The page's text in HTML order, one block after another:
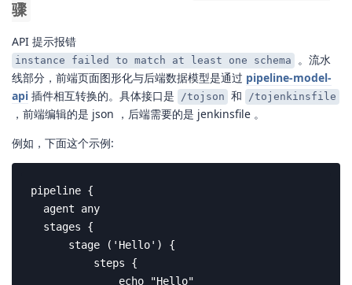
骤
API 提示报错
instance failed to match at least one schema
。流水
线部分，前端页面图形化与后端数据模型是通过 pipeline-model-
api 插件相互转换的。具体接口是 /tojson 和 /tojenkinsfile
，前端编辑的是 json ，后端需要的是 jenkinsfile 。
例如，下面这个示例:
pipeline {
  agent any
  stages {
      stage ('Hello') {
          steps {
              echo "Hello"